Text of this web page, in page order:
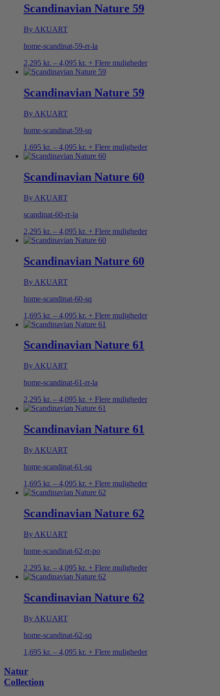
4,095 kr.
Scandinavian Nature 59
By AKUART
home-scandinat-59-rr-la
2,295 kr. – 4,095 kr. Prisinterval:
2,295 kr.
4,095 kr.
+ Flere muligheder
Scandinavian Nature 59
By AKUART
home-scandinat-59-sq
1,695 kr. – 4,095 kr. Prisinterval:
1,695 kr.
4,095 kr.
+ Flere muligheder
Scandinavian Nature 60
By AKUART
scandinat-60-rr-la
2,295 kr. – 4,095 kr. Prisinterval:
2,295 kr.
4,095 kr.
+ Flere muligheder
Scandinavian Nature 60
By AKUART
home-scandinat-60-sq
1,695 kr. – 4,095 kr. Prisinterval:
1,695 kr.
4,095 kr.
+ Flere muligheder
Scandinavian Nature 61
By AKUART
home-scandinat-61-rr-la
2,295 kr. – 4,095 kr. Prisinterval:
2,295 kr.
4,095 kr.
+ Flere muligheder
Scandinavian Nature 61
By AKUART
home-scandinat-61-sq
1,695 kr. – 4,095 kr. Prisinterval:
1,695 kr.
4,095 kr.
+ Flere muligheder
Scandinavian Nature 62
By AKUART
home-scandinat-62-rr-po
2,295 kr. – 4,095 kr. Prisinterval:
2,295 kr.
4,095 kr.
+ Flere muligheder
Scandinavian Nature 62
By AKUART
home-scandinat-62-sq
1,695 kr. – 4,095 kr. Prisinterval:
+ Flere muligheder
Natur
Collection